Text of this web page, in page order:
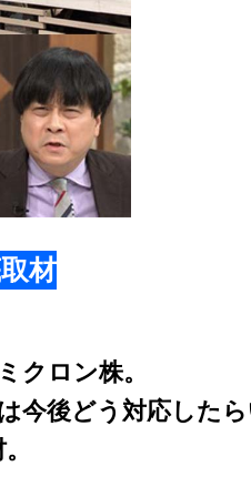
材
クロン株。
今後どう対応した